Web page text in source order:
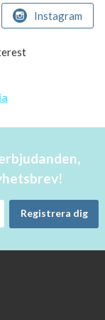
Instagram
Registrera dig